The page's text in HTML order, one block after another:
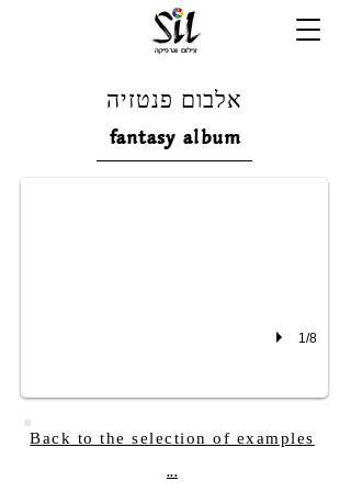
1/8
אלבום פנטזיה
Back to the selection of examples
...
fantasy album